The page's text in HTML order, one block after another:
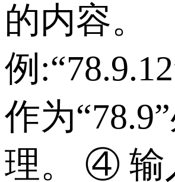
的内容。
例
作为
理。 ④ 输